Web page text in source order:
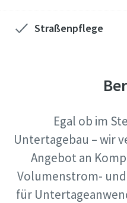
Straßenpflege
Egal ob im
Untertagebau – wir
Angebot an
Volumenstrom-
für